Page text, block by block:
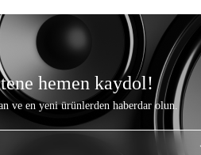
hemen kaydol!
ve en yeni ürünlerden haberdar olun.